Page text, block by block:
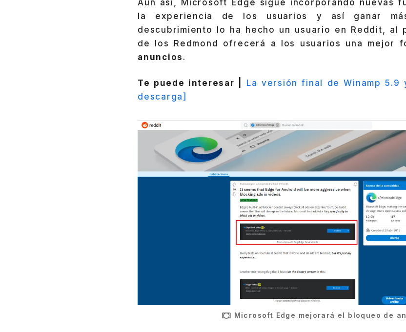
Aun así, Microsoft Edge sigue incorporando nuevas
la experiencia de los usuarios y así ganar
descubrimiento lo ha hecho un usuario en Reddit, al
de los Redmond ofrecerá a los usuarios una mejor
anuncios .
Te puede interesar |
La versión final de Winamp 5.9
descarga]
Microsoft Edge mejorará el bloqueo de